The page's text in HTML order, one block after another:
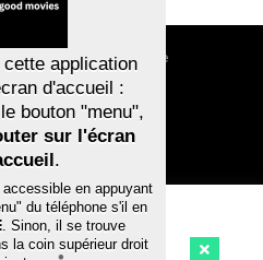
À propos de cinefile
S'inscrire/s'abonner
Newsletter
FAQ
Bons-cadeaux
En naviguant
notre
cookies. Pour
application
d'accueil :
bouton "menu",
sur l'écran
.
en appuyant
du téléphone s'il en
. Sinon, il se trouve
la coin supérieur droit